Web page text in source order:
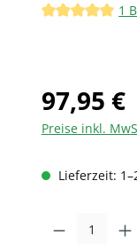
1
97,95 €
Preise inkl.
Lieferzeit:
Produkt